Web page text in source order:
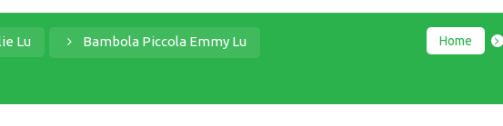
Lu Bambola Piccola Emmy Lu Home